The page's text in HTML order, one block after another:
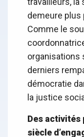
demeure plus
Comme le
organisations
derniers
démocratie
la justice
Des activités
siècle